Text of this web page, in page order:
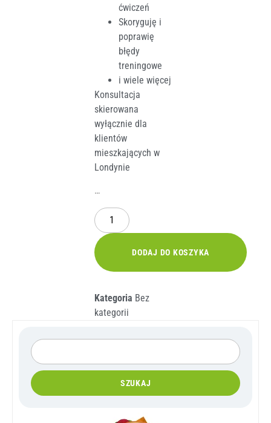
ćwiczeń
Skoryguję i
poprawię
błędy
treningowe
i wiele więcej
Konsultacja
skierowana
wyłącznie dla
klientów
mieszkających w
Londynie
…
DODAJ DO KOSZYKA
Kategoria Bez
kategorii
SZUKAJ